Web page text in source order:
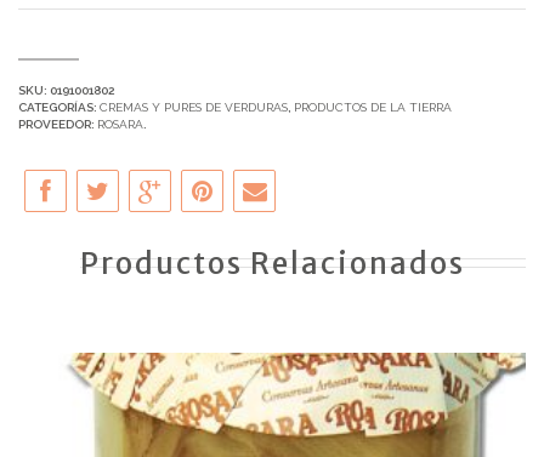
SKU: 0191001802
CATEGORÍAS: CREMAS Y PURES DE VERDURAS PRODUCTOS DE LA TIERRA
PROVEEDOR: ROSARA
Productos Relacionados